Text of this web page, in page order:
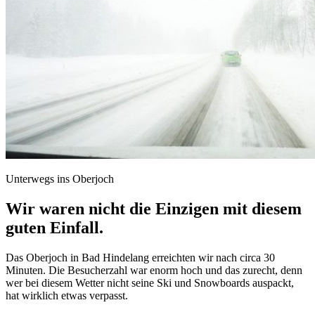
Unterwegs ins Oberjoch
Wir waren nicht die Einzigen mit diesem
guten Einfall.
Das Oberjoch in Bad Hindelang erreichten wir nach circa 30
Minuten. Die Besucherzahl war enorm hoch und das zurecht, denn
wer bei diesem Wetter nicht seine Ski und Snowboards auspackt,
hat wirklich etwas verpasst.